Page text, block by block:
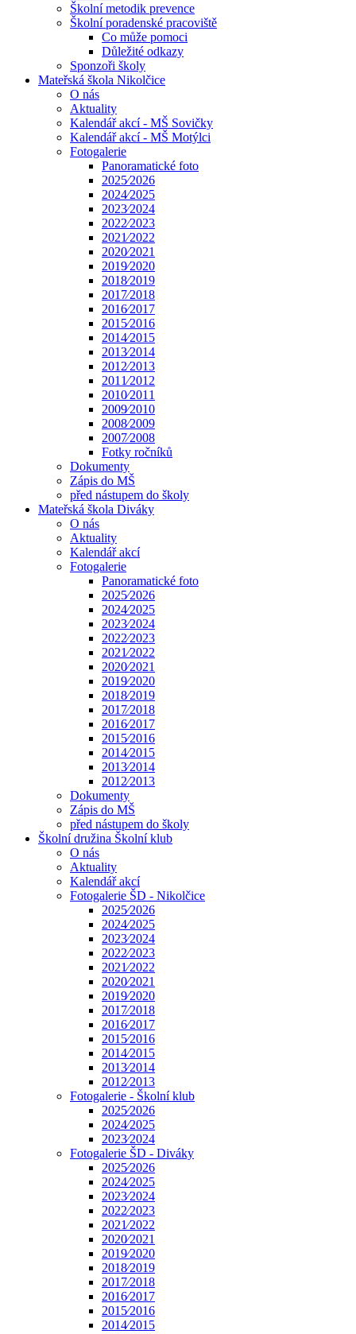
Školní metodik prevence
Školní poradenské pracoviště
Co může pomoci
Důležité odkazy
Sponzoři školy
Mateřská škola Nikolčice
O nás
Aktuality
Kalendář akcí - MŠ Sovičky
Kalendář akcí - MŠ Motýlci
Fotogalerie
Panoramatické foto
2025⁄2026
2024⁄2025
2023⁄2024
2022⁄2023
2021⁄2022
2020⁄2021
2019⁄2020
2018⁄2019
2017⁄2018
2016⁄2017
2015⁄2016
2014⁄2015
2013⁄2014
2012⁄2013
2011⁄2012
2010⁄2011
2009⁄2010
2008⁄2009
2007⁄2008
Fotky ročníků
Dokumenty
Zápis do MŠ
před nástupem do školy
Mateřská škola Diváky
O nás
Aktuality
Kalendář akcí
Fotogalerie
Panoramatické foto
2025⁄2026
2024⁄2025
2023⁄2024
2022⁄2023
2021⁄2022
2020⁄2021
2019⁄2020
2018⁄2019
2017⁄2018
2016⁄2017
2015⁄2016
2014⁄2015
2013⁄2014
2012⁄2013
Dokumenty
Zápis do MŠ
před nástupem do školy
Školní družina Školní klub
O nás
Aktuality
Kalendář akcí
Fotogalerie ŠD - Nikolčice
2025⁄2026
2024⁄2025
2023⁄2024
2022⁄2023
2021⁄2022
2020⁄2021
2019⁄2020
2017⁄2018
2016⁄2017
2015⁄2016
2014⁄2015
2013⁄2014
2012⁄2013
Fotogalerie - Školní klub
2025⁄2026
2024⁄2025
2023⁄2024
Fotogalerie ŠD - Diváky
2025⁄2026
2024⁄2025
2023⁄2024
2022⁄2023
2021⁄2022
2020⁄2021
2019⁄2020
2018⁄2019
2017⁄2018
2016⁄2017
2015⁄2016
2014⁄2015